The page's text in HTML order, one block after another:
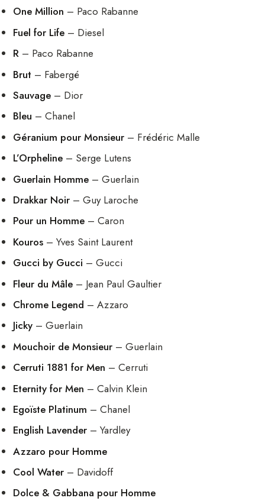
One Million – Paco Rabanne
Fuel for Life – Diesel
R – Paco Rabanne
Brut – Fabergé
Sauvage – Dior
Bleu – Chanel
Géranium pour Monsieur – Frédéric Malle
L’Orpheline – Serge Lutens
Guerlain Homme – Guerlain
Drakkar Noir – Guy Laroche
Pour un Homme – Caron
Kouros – Yves Saint Laurent
Gucci by Gucci – Gucci
Fleur du Mâle – Jean Paul Gaultier
Chrome Legend – Azzaro
Jicky – Guerlain
Mouchoir de Monsieur – Guerlain
Cerruti 1881 for Men – Cerruti
Eternity for Men – Calvin Klein
Egoïste Platinum – Chanel
English Lavender – Yardley
Azzaro pour Homme
Cool Water – Davidoff
Dolce & Gabbana pour Homme